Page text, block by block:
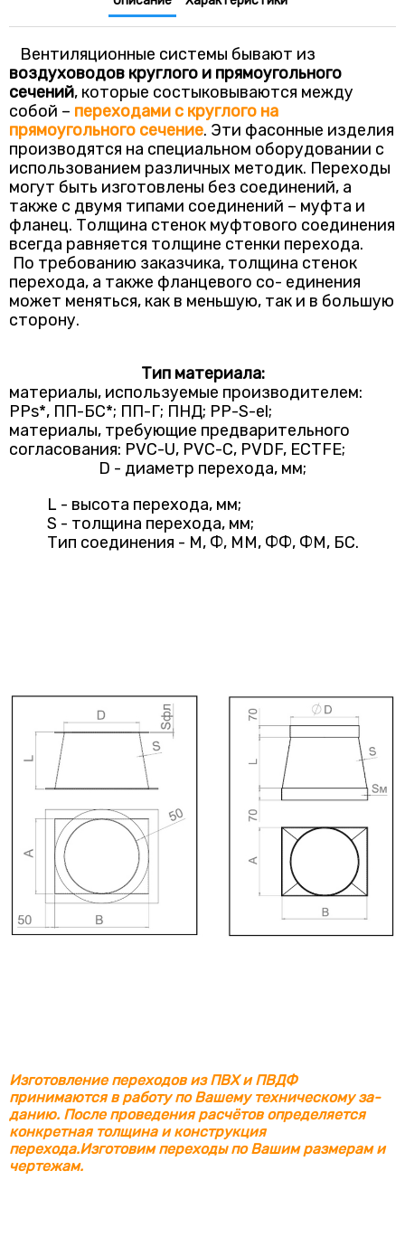
Вентиляционные системы бывают из
воздуховодов круглого и прямоугольного
сечений, которые состыковываются между
собой – переходами с круглого на
прямоугольного сечение. Эти фасонные изделия
производятся на специальном оборудовании с
использованием различных методик. Переходы
могут быть изготовлены без соединений, а
также с двумя типами соединений – муфта и
фланец. Толщина стенок муфтового соединения
всегда равняется толщине стенки перехода.
По требованию заказчика, толщина стенок
перехода, а также фланцевого со- единения
может меняться, как в меньшую, так и в большую
сторону.
Тип материала:
материалы, используемые производителем:
PPs*, ПП-БС*; ПП-Г; ПНД; РР-S-el;
материалы, требующие предварительного
согласования: PVC-U, PVC-C, PVDF, ECTFE;
D - диаметр перехода, мм;
L - высота перехода, мм;
S - толщина перехода, мм;
Тип соединения - М, Ф, ММ, ФФ, ФМ, БС.
Изготовление переходов из ПВХ и ПВДФ
принимаются в работу по Вашему техническому за-
данию. После проведения расчётов определяется
конкретная толщина и конструкция
перехода.Изготовим переходы по Вашим размерам и
чертежам.